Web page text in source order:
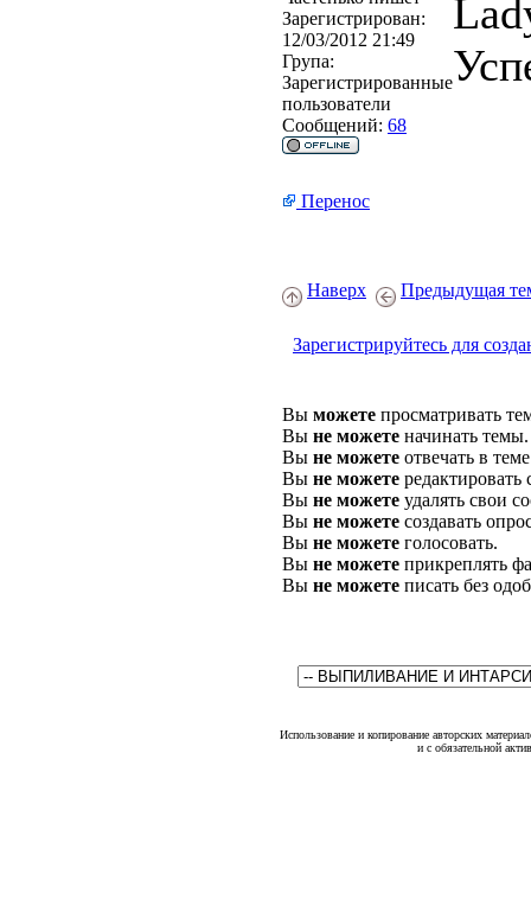
Зарегистрирован:
12/03/2012 21:49
Група:
Зарегистрированные
пользователи
Сообщений: 68
Перенос
Наверх Предыдущая
Зарегистрируйтесь для
Вы можете просматривать
Вы не можете начинать темы.
Вы не можете отвечать в
Вы не можете
Вы не можете удалять свои
Вы не можете создавать
Вы не можете голосовать.
Вы не можете прикреплять
Вы не можете писать без
Использование и копирование авторских
и с обязательной